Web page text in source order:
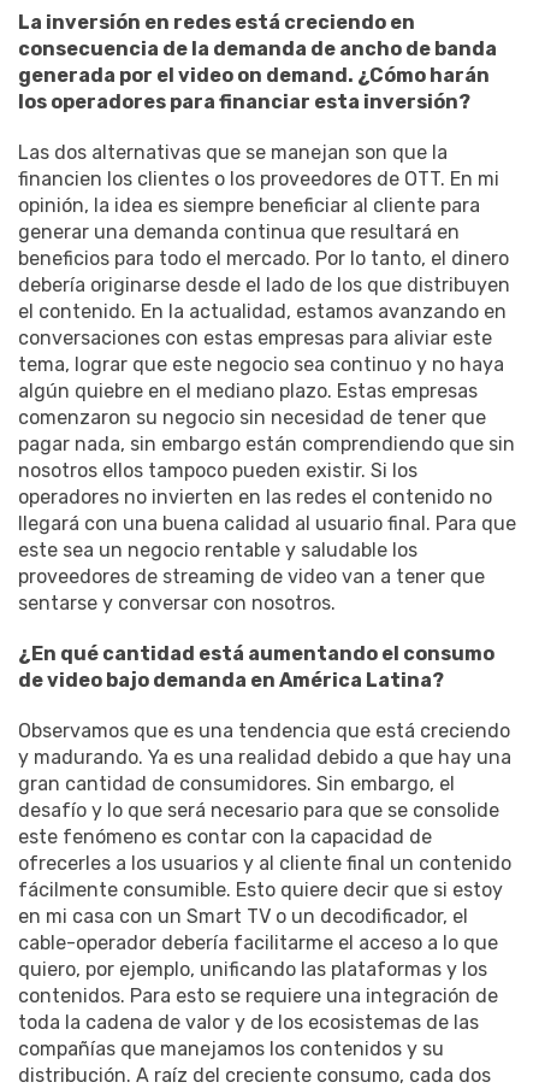
La inversión en redes está creciendo en
consecuencia de la demanda de ancho de banda
generada por el video on demand. ¿Cómo harán
los operadores para financiar esta inversión?
Las dos alternativas que se manejan son que la
financien los clientes o los proveedores de OTT. En mi
opinión, la idea es siempre beneficiar al cliente para
generar una demanda continua que resultará en
beneficios para todo el mercado. Por lo tanto, el dinero
debería originarse desde el lado de los que distribuyen
el contenido. En la actualidad, estamos avanzando en
conversaciones con estas empresas para aliviar este
tema, lograr que este negocio sea continuo y no haya
algún quiebre en el mediano plazo. Estas empresas
comenzaron su negocio sin necesidad de tener que
pagar nada, sin embargo están comprendiendo que sin
nosotros ellos tampoco pueden existir. Si los
operadores no invierten en las redes el contenido no
llegará con una buena calidad al usuario final. Para que
este sea un negocio rentable y saludable los
proveedores de streaming de video van a tener que
sentarse y conversar con nosotros.
¿En qué cantidad está aumentando el consumo
de video bajo demanda en América Latina?
Observamos que es una tendencia que está creciendo
y madurando. Ya es una realidad debido a que hay una
gran cantidad de consumidores. Sin embargo, el
desafío y lo que será necesario para que se consolide
este fenómeno es contar con la capacidad de
ofrecerles a los usuarios y al cliente final un contenido
fácilmente consumible. Esto quiere decir que si estoy
en mi casa con un Smart TV o un decodificador, el
cable-operador debería facilitarme el acceso a lo que
quiero, por ejemplo, unificando las plataformas y los
contenidos. Para esto se requiere una integración de
toda la cadena de valor y de los ecosistemas de las
compañías que manejamos los contenidos y su
distribución. A raíz del creciente consumo, cada dos